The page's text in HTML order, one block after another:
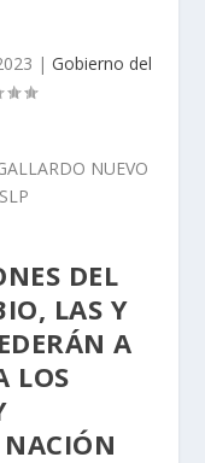
| Gobierno del
DEL
LAS Y
A
LOS
NACIÓN